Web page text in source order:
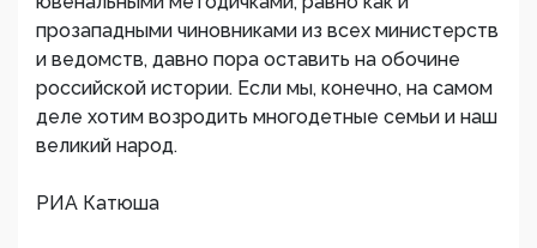
прозападными чиновниками из всех министерств
и ведомств, давно пора оставить на обочине
российской истории. Если мы, конечно, на самом
деле хотим возродить многодетные семьи и наш
великий народ.
РИА Катюша